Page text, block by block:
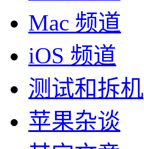
Mac 频道
iOS 频道
测试和拆机
苹果杂谈